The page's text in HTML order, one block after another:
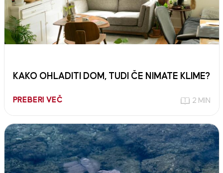
KAKO OHLADITI DOM, TUDI ČE NIMATE KLIME?
PREBERI VEČ 2 MIN